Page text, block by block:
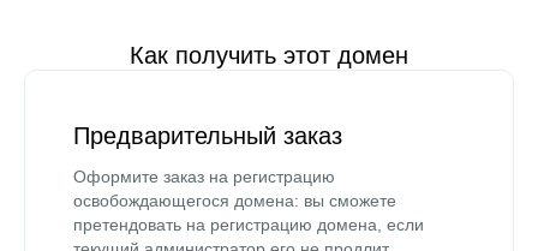
Как получить этот домен
Предварительный заказ
Оформите заказ на регистрацию
освобождающегося домена: вы сможете
претендовать на регистрацию домена, если